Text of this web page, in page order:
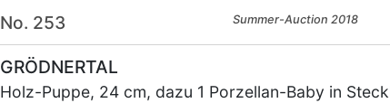
No. 253 Summer-Auction 2018
GRÖDNERTAL
Holz-Puppe, 24 cm, dazu 1 Porzellan-Baby in